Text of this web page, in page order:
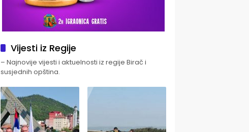
Vijesti iz Regije
– Najnovije vijesti i aktuelnosti iz regije Birač i
susjednih opština.